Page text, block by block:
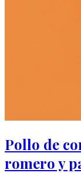
Pollo de
romero y